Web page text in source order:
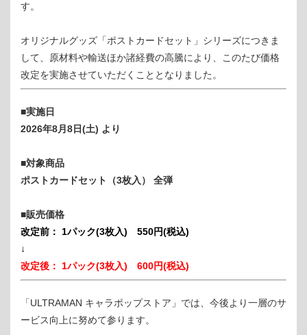
す。
オリジナルグッズ「ポストカードセット」シリーズにつきま
して、原材料や輸送ほか諸経費の高騰により、このたび価格
改定を実施させていただくこととなりました。
■実施日
2026年8月8日(土) より
■対象商品
ポストカードセット（3枚入） 全弾
■販売価格
改定前： 1パック(3枚入) 550円(税込)
↓
改定後： 1パック(3枚入) 600円(税込)
「ULTRAMAN キャラポップストア」では、今後より一層のサ
ービス向上に努めて参ります。